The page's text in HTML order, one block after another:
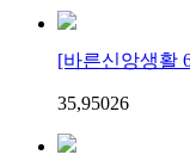
[바른신앙생활
35,95026